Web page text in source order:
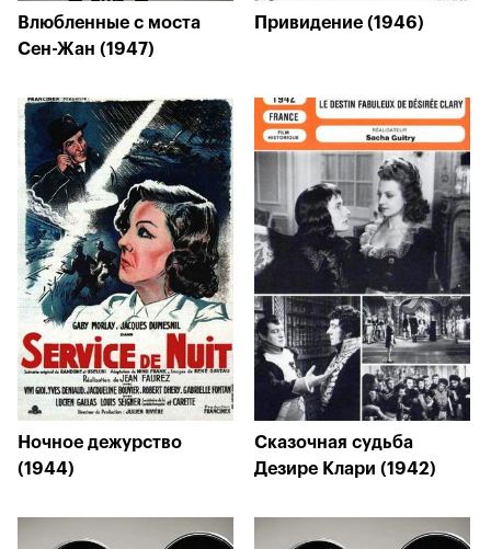
Влюбленные с моста
Сен-Жан (1947)
Привидение (1946)
Ночное дежурство
(1944)
Сказочная судьба
Дезире Клари (1942)